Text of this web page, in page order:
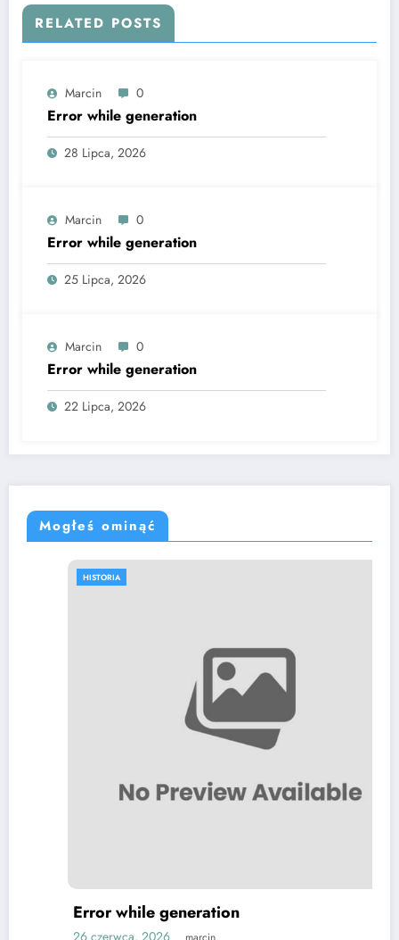
RELATED POSTS
Marcin 0
Error while generation
28 Lipca, 2026
Marcin 0
Error while generation
25 Lipca, 2026
Marcin 0
Error while generation
22 Lipca, 2026
Mogłeś ominąć
Error while generation